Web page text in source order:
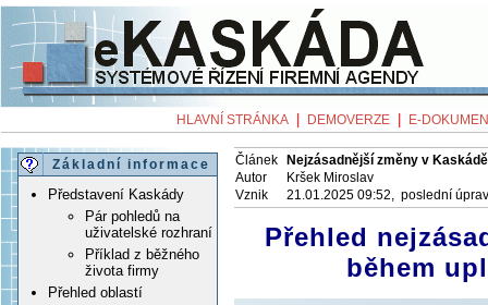
HLAVNÍ STRÁNKA DEMOVERZE E-
Základní informace
Představení Kaskády
Pár pohledů na
uživatelské rozhraní
Příklad z běžného
života firmy
Přehled oblastí
Článek
Nejzásadnější změny v
Autor
Kršek Miroslav
Vznik
21.01.2025 09:52, poslední
Přehled
během